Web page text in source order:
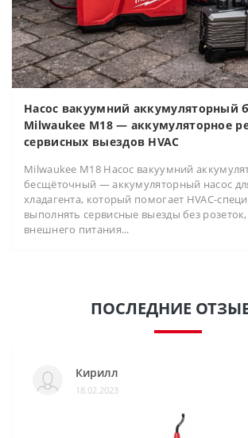
Насос вакуумний аккумуляторный
Milwaukee M18 — аккумуляторное
сервисных выездов HVAC
Milwaukee M18 Насос вакуумний
бесщёточный — аккумуляторный насос
хладагента, который помогает HVAC-
выполнять сервисные выезды без
внешнего питания...
ПОСЛЕДНИЕ
Кирилл
18.02.2023